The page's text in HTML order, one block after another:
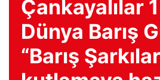
Çankayalılar
Dünya Barış
“Barış